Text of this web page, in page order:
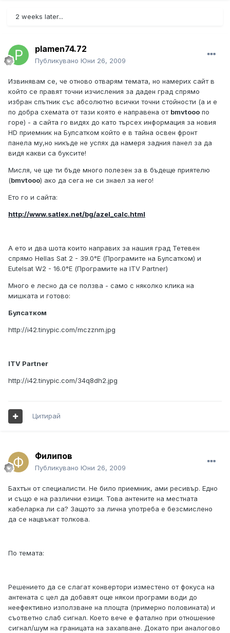
2 weeks later...
plamen74.72
Публикувано Юни 26, 2009
Извинявам се, че отново отварям темата, но намерих сайт в
който се правят точни изчисления за даден град спрямо
избран спътник със абсолютно всички точни стойности (а и е
по добра схемата от тази която е направена от bmvtooo по
горе) - а сайта го видях до като търсех информация за новия
HD приемник на Булсатком който е в тайна освен фронт
панела му,но никъде не успях да намеря задния панел за да
видя какви са буксите!
Мисля, че ще ти бъде много полезен за в бъдеще приятелю
(bmvtooo) ако да сега не си знаел за него!
Ето го и сайта:
http://www.satlex.net/bg/azel_calc.html
А ето и два шота които направих за нашия град Тетевен
спрямо Hellas Sat 2 - 39.0°E (Програмите на Булсатком) и
Eutelsat W2 - 16.0°E (Програмите на ITV Partner)
Много е лесно да се ползва - само с няколко клика на
мишката и готово:
Булсатком
http://i42.tinypic.com/mczznm.jpg
ITV Partner
http://i42.tinypic.com/34q8dh2.jpg
Цитирай
Филипов
Публикувано Юни 26, 2009
Бахтън от специалисти. Не било приемник, ами ресивър. Едно
и също е на различни езици. Това антените на местната
кабеларка ли са? Защото за лична употреба е безсмислено
да се нацвъкат толкова.
По темата:
Решението да се слагат конвертори изместено от фокуса на
антената с цел да добавят още някои програми води до
неефективно използване на площта (примерно половината) и
съответно слаб сигнал. Което вече е фатално при отношение
сигнал/шум на границата на захапване. Докато при аналогово